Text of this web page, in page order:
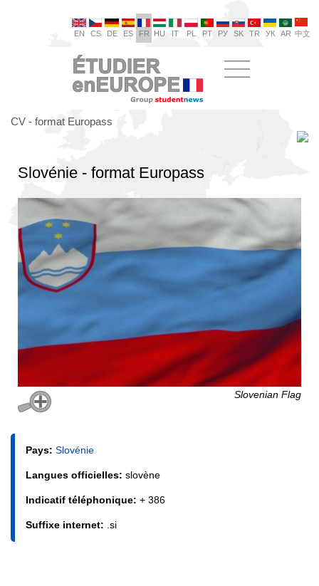
EN CS DE ES FR HU IT PL PT РУ SK TR УК AR 中文
CV - format Europass
Slovénie - format Europass
Slovenian Flag
Pays: Slovénie
Langues officielles: slovène
Indicatif téléphonique: + 386
Suffixe internet: .si